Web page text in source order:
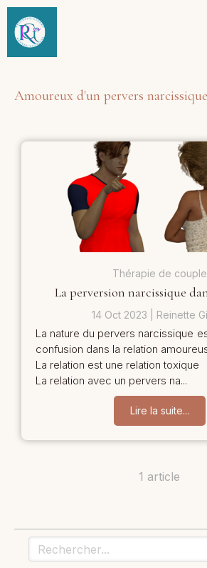
Amoureux d'un pervers narcissique
Thérapie de couple
La perversion narcissique
14 Oct 2023 Reinette
La nature du pervers narcissique
confusion dans la relation
La relation est une relation toxique
La relation avec un pervers na...
Lire la suite...
1 article
Rechercher